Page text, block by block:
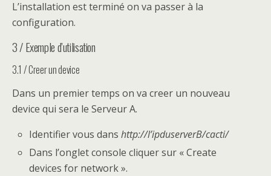
L’installation est terminé on va passer à la
configuration.
3 / Exemple d’utilisation
3.1 / Creer un device
Dans un premier temps on va creer un nouveau
device qui sera le Serveur A.
Identifier vous danshttp://l’ipduserverB/cacti/
Dans l’onglet console cliquer sur « Create
devices for network ».